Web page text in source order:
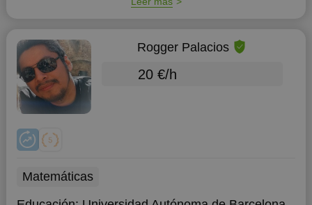
Rogger Palacios
20 €/h
Matemáticas